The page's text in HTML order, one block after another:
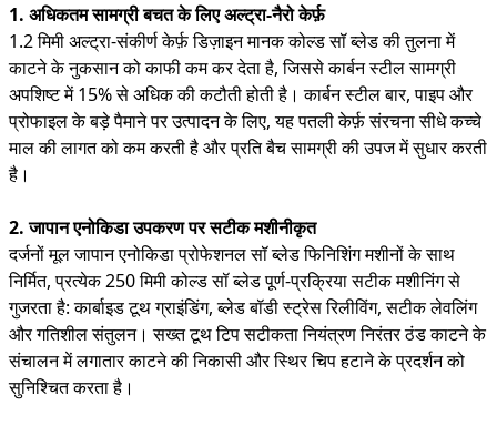
1. अधिकतम सामग्री बचत के लिए अल्ट्रा-नैरो केर्फ़
1.2 मिमी अल्ट्रा-संकीर्ण केर्फ़ डिज़ाइन मानक कोल्ड सॉ ब्लेड की तुलना में
काटने के नुकसान को काफी कम कर देता है, जिससे कार्बन स्टील सामग्री
अपशिष्ट में 15% से अधिक की कटौती होती है। कार्बन स्टील बार, पाइप और
प्रोफाइल के बड़े पैमाने पर उत्पादन के लिए, यह पतली केर्फ़ संरचना सीधे कच्चे
माल की लागत को कम करती है और प्रति बैच सामग्री की उपज में सुधार करती
है।
2. जापान एनोकिडा उपकरण पर सटीक मशीनीकृत
दर्जनों मूल जापान एनोकिडा प्रोफेशनल सॉ ब्लेड फिनिशिंग मशीनों के साथ
निर्मित, प्रत्येक 250 मिमी कोल्ड सॉ ब्लेड पूर्ण-प्रक्रिया सटीक मशीनिंग से
गुजरता है: कार्बाइड टूथ ग्राइंडिंग, ब्लेड बॉडी स्ट्रेस रिलीविंग, सटीक लेवलिंग
और गतिशील संतुलन। सख्त टूथ टिप सटीकता नियंत्रण निरंतर ठंड काटने के
संचालन में लगातार काटने की निकासी और स्थिर चिप हटाने के प्रदर्शन को
सुनिश्चित करता है।